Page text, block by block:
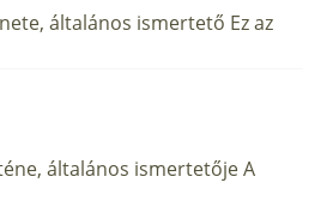
általános ismertető Ez az
általános ismertetője A